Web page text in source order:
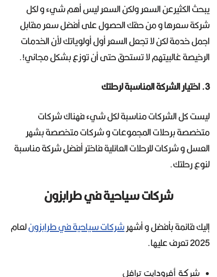
يبحث الكثيرعن السعر ولكن السعر ليس أهم شيء و لكل
شركة سعرها و من حقك الحصول على أفضل سعر مقابل
اجمل خدمة لكن لا تجعل السعر أول أولوياتك لأن الخدمات
الرخيصة غالبيتهم لا تستحق حتى أن توزع بشكل مجاني!.
3. اختيار الشركة المناسبة لرحلتك
ليست كل الشركات مناسبة لكل شيء فهناك شركات
متخصصة برحلات المجموعات و شركات متخصصة بشهر
العسل و شركات للرحلات العائلية فاختر أفضل شركة مناسبة
لنوع رحلتك.
شركات سياحية في طرابزون
إليك قائمة بأفضل و أشهرشركات سياحية في طرابزونلعام
2025 تعرف عليها.
شركة أفرودايت ترافل